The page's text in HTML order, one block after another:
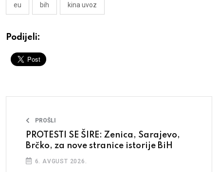
eu bih kina uvoz
Podijeli:
PROŠLI
PROTESTI SE ŠIRE: Zenica, Sarajevo,
Brčko, za nove stranice istorije BiH
6. AVGUST 2026.